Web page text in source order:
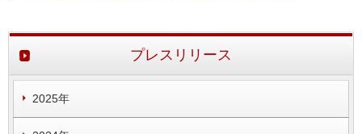
プレスリリース
2025年